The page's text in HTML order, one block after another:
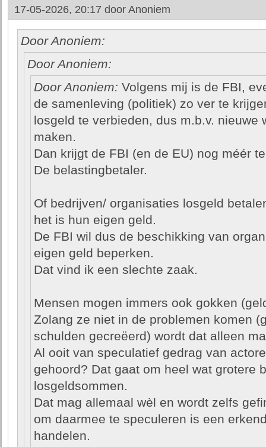
17-05-2026, 20:17 door Anoniem
Door Anoniem:
Door Anoniem:
Door Anoniem: Volgens mij is de FBI,
de samenleving (politiek) zo ver te
losgeld te verbieden, dus m.b.v. nieuwe
maken.
Dan krijgt de FBI (en de EU) nog méér
De belastingbetaler.
Of bedrijven/ organisaties losgeld
het is hun eigen geld.
De FBI wil dus de beschikking van
eigen geld beperken.
Dat vind ik een slechte zaak.
Mensen mogen immers ook gokken
Zolang ze niet in de problemen komen
schulden gecreëerd) wordt dat alleen
Al ooit van speculatief gedrag van
gehoord? Dat gaat om heel wat grotere
losgeldsommen.
Dat mag allemaal wèl en wordt zelfs
om daarmee te speculeren is een
handelen.